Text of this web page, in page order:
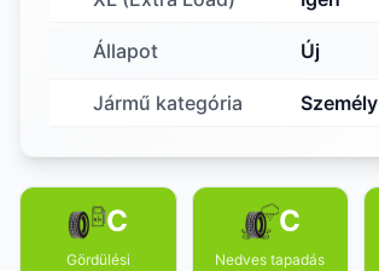
Állapot Új
Jármű kategória Személy
C
Gördülési
C
Nedves tapadás